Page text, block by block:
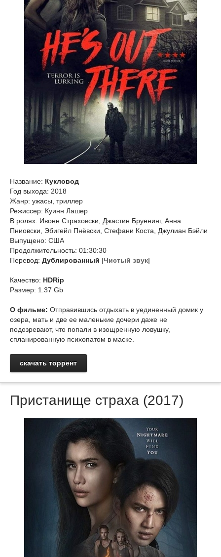
Название: Кукловод
Год выхода: 2018
Жанр: ужасы, триллер
Режиссер: Куинн Лашер
В ролях: Ивонн Страховски, Джастин Бруенинг, Анна
Пниовски, Эбигейл Пнёвски, Стефани Коста, Джулиан Бэйли
Выпущено: США
Продолжительность: 01:30:30
Перевод: Дублированный |Чистый звук|
Качество: HDRip
Размер: 1.37 Gb
О фильме: Отправившись отдыхать в уединенный домик у
озера, мать и две ее маленькие дочери даже не
подозревают, что попали в изощренную ловушку,
спланированную психопатом в маске.
скачать торрент
Пристанище страха (2017)